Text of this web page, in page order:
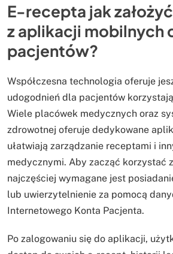
E-recepta jak
z aplikacji mobilnych
pacjentów?
Współczesna technologia oferuje
udogodnień dla pacjentów
Wiele placówek medycznych oraz
zdrowotnej oferuje dedykowane
ułatwiają zarządzanie receptami i
medycznymi. Aby zacząć korzystać
najczęściej wymagane jest
lub uwierzytelnienie za pomocą
Internetowego Konta Pacjenta.
Po zalogowaniu się do aplikacji,